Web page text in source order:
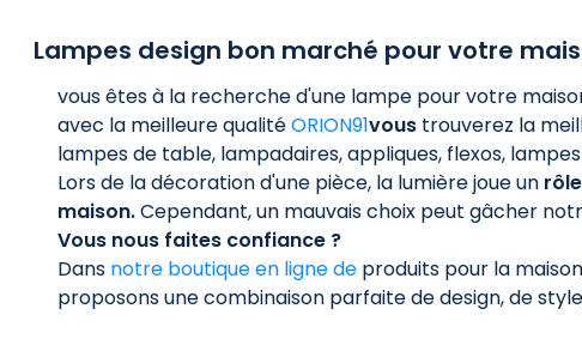
Lampes design bon marché pour votre
vous êtes à la recherche d'une lampe pour votre
avec la meilleure qualitéORION91voustrouverez la
lampes de table, lampadaires, appliques, flexos,
Lors de la décoration d'une pièce, la lumière joue un
maison.Cependant, un mauvais choix peut gâcher
Vous nous faites confiance ?
Dans notre boutique en ligne deproduits pour la
proposons une combinaison parfaite de design, de